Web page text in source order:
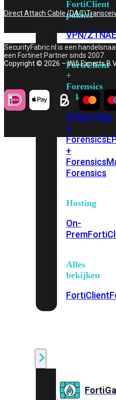
FortiClient
pakket
VPN/ZTNA
FortiClient
+
Forensics
pakket
VPN/ZTNA
+
Forensics
+
Forensics
Forensics
Hosting
On-
Prem
Alles
bekijken
FortiClient
Direct Attach Cable (DAC)
SecurityFabric.nl is een
een Fortinet Partner sinds 2007.
Copyright © 2026 – Wifi Experts